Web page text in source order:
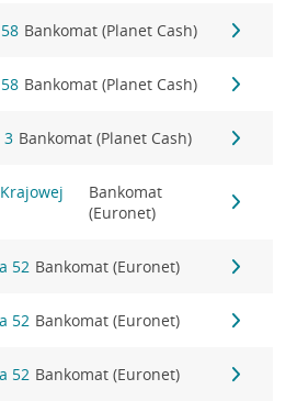
Bankomat (Planet Cash)
Bankomat (Planet Cash)
3 Bankomat (Planet Cash)
Bankomat
(Euronet)
52 Bankomat (Euronet)
52 Bankomat (Euronet)
52 Bankomat (Euronet)